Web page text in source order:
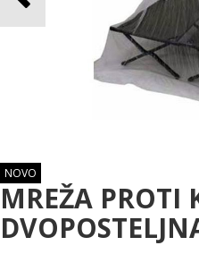
NOVO
MREŽA PROTI